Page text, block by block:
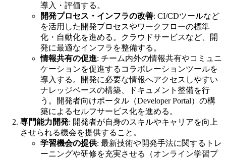
導入・評価する。
開発プロセス・インフラの改善: CI/CDツールなど
を活用した開発プロセスやワークフローの標準
化・自動化を進める。クラウドサービスなど、開
発に最適なインフラを整備する。
情報共有の促進: チーム内外の情報共有やコミュニ
ケーションを促進するコラボレーションツールを
導入する。開発に必要な情報へアクセスしやすい
ナレッジベースの構築、ドキュメント整備を行
う。開発者向けポータル（Developer Portal）の構
築によるセルフサービス化を進める。
専門能力開発: 開発者が自身のスキルやキャリアを向上
させられる機会を提供すること。
学習機会の提供: 最新技術や開発手法に関するトレ
ーニングや研修を充実させる（オンライン学習プ